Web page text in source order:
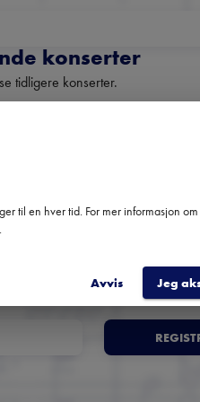
konserter
tidligere konserter.
om
musikk
til en hver tid. For mer informasjon
Avvis Jeg